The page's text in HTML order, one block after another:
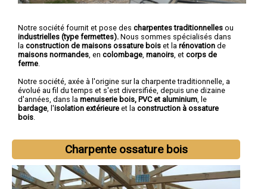
Notre société fournit et pose des charpentes traditionnelles ou
industrielles (type fermettes). Nous sommes spécialisés dans
la construction de maisons ossature bois et la rénovation de
maisons normandes , en colombage manoirs , et corps de
ferme
Notre société, axée à l'origine sur la charpente traditionnelle, a
évolué au fil du temps et s'est diversifiée, depuis une dizaine
d'années, dans la menuiserie bois, PVC et aluminium , le
bardage , l'isolation extérieure et la construction à ossature
bois
Charpente ossature bois